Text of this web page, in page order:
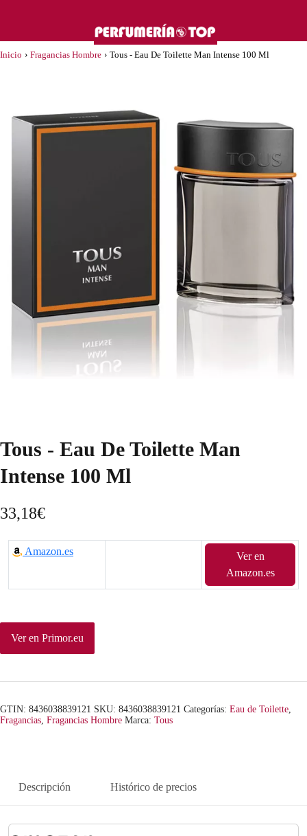
Inicio › Fragancias Hombre › Tous - Eau De Toilette Man Intense 100 Ml
Tous - Eau De Toilette Man
Intense 100 Ml
33,18€
Amazon.es
Ver en
Amazon.es
Ver en Primor.eu
GTIN: 8436038839121 SKU: 8436038839121 Categorías: Eau de Toilette,
Fragancias, Fragancias Hombre Marca: Tous
Descripción Histórico de precios